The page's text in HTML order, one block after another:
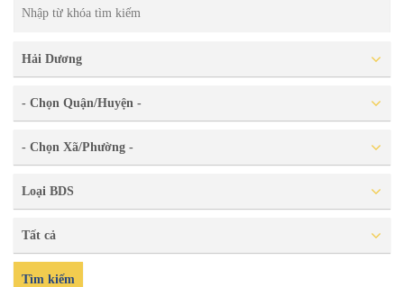
Hải Dương
- Chọn Quận/Huyện -
- Chọn Xã/Phường -
Loại BDS
Tất cả
Tìm kiếm